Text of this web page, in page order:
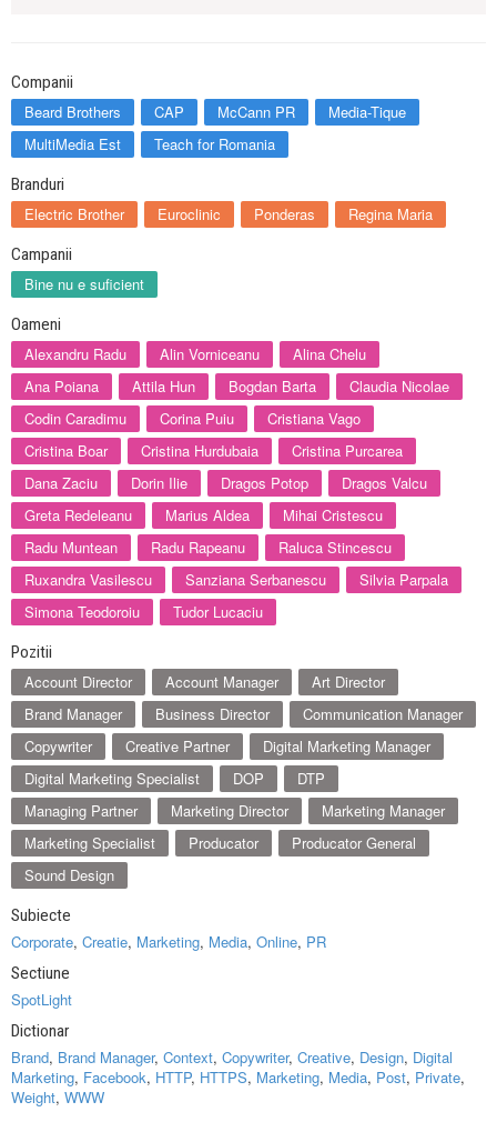
Companii
Beard Brothers CAP McCann PR
Media-Tique
MultiMedia Est
Teach for Romania
Branduri
Electric Brother Euroclinic Ponderas Regina Maria
Campanii
Bine nu e suficient
Oameni
Alexandru Radu Alin Vorniceanu
Alina Chelu
Ana Poiana
Attila Hun Bogdan Barta
Claudia Nicolae
Codin Caradimu
Corina Puiu
Cristiana Vago
Cristina Boar
Cristina Hurdubaia
Cristina Purcarea
Dana Zaciu
Dorin Ilie Dragos Potop
Dragos Valcu
Greta Redeleanu
Marius Aldea
Mihai Cristescu
Radu Muntean
Radu Rapeanu
Raluca Stincescu
Ruxandra Vasilescu
Sanziana Serbanescu
Silvia Parpala
Simona Teodoroiu
Tudor Lucaciu
Pozitii
Account Director Account Manager
Art Director
Brand Manager
Business Director
Communication Manager
Copywriter
Creative Partner
Digital Marketing Manager
Digital Marketing Specialist
DOP
DTP
Managing Partner
Marketing Director
Marketing Manager
Marketing Specialist
Producator
Producator General
Sound Design
Subiecte
Corporate, Creatie, Marketing, Media, Online, PR
Sectiune
SpotLight
Dictionar
Brand, Brand Manager, Context, Copywriter, Creative, Design, Digital
Marketing, Facebook, HTTP, HTTPS, Marketing, Media, Post, Private,
Weight, WWW